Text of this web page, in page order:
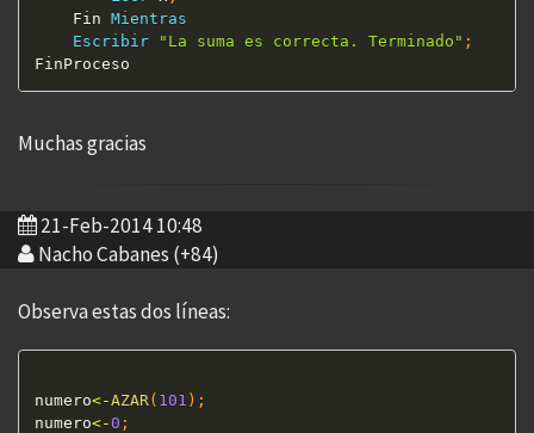
	Fin
Mientras
Escribir
"La suma es correcta. Terminado" ;
Muchas gracias
21-Feb-2014 10:48
Nacho Cabanes (+84)
Observa estas dos líneas:
numero<-AZAR ( 101 ) ;
numero<-0 ;